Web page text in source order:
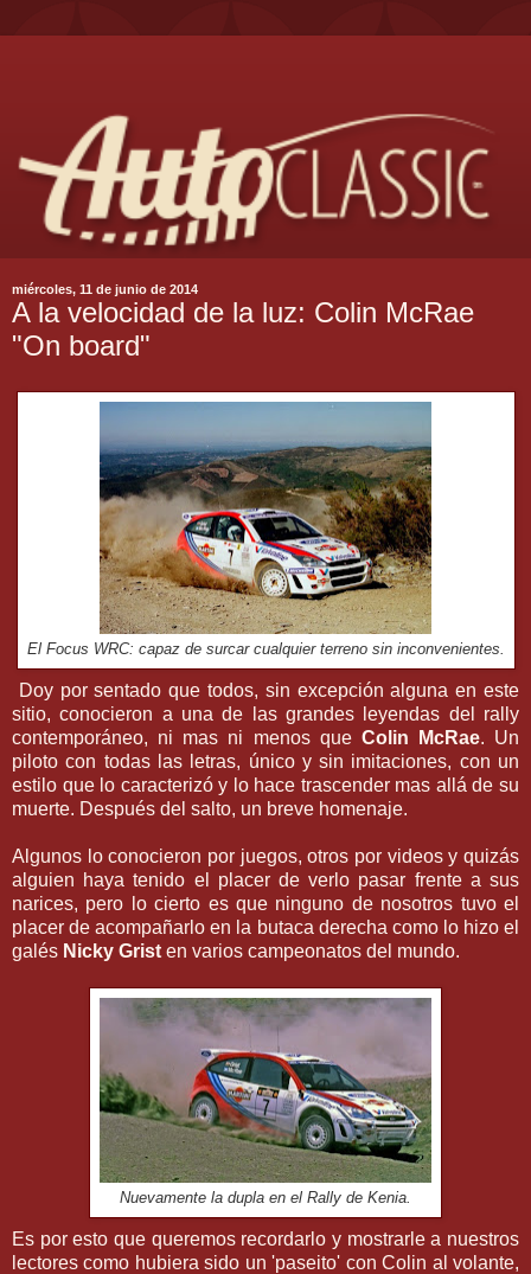
miércoles, 11 de junio de 2014
A la velocidad de la luz: Colin McRae
"On board"
El Focus WRC: capaz de surcar cualquier terreno sin inconvenientes.
Doy por sentado que todos, sin excepción alguna en este
sitio, conocieron a una de las grandes leyendas del rally
contemporáneo, ni mas ni menos que Colin McRae. Un
piloto con todas las letras, único y sin imitaciones, con un
estilo que lo caracterizó y lo hace trascender mas allá de su
muerte. Después del salto, un breve homenaje.
Algunos lo conocieron por juegos, otros por videos y quizás
alguien haya tenido el placer de verlo pasar frente a sus
narices, pero lo cierto es que ninguno de nosotros tuvo el
placer de acompañarlo en la butaca derecha como lo hizo el
galés Nicky Grist en varios campeonatos del mundo.
Nuevamente la dupla en el Rally de Kenia.
Es por esto que queremos recordarlo y mostrarle a nuestros
lectores como hubiera sido un 'paseito' con Colin al volante,